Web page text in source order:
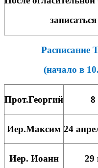
Расписание
(начало в
Прот.Георгий 8
Иер.Максим 24
Иер. Иоанн 29